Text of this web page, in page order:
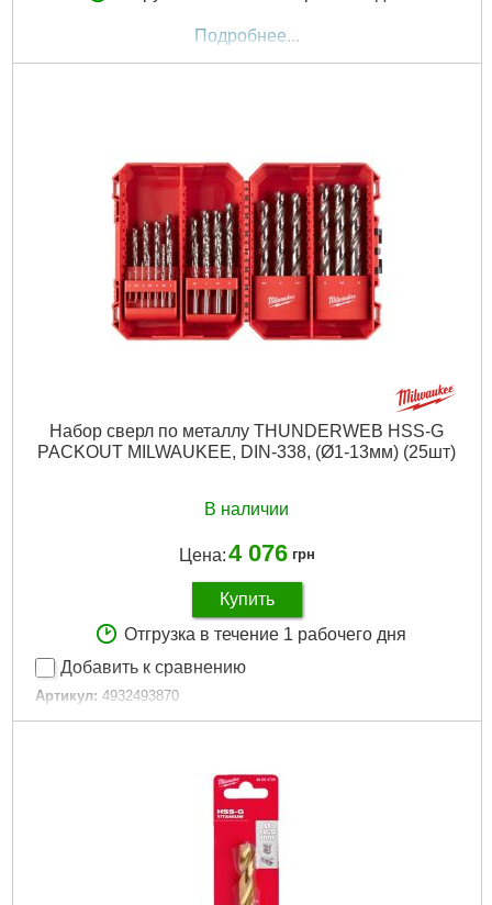
Подробнее...
Набор сверл по металлу THUNDERWEB HSS-G
PACKOUT MILWAUKEE, DIN-338, (Ø1-13мм) (25шт)
В наличии
Цена:4 076 грн
Купить
Отгрузка в течение 1 рабочего дня
Добавить к сравнению
Артикул: 4932493870
Код товара: 29.18.69
25
Тип хвостовика / посадки: Цилиндрический
320x265x45 мм
Подробнее...